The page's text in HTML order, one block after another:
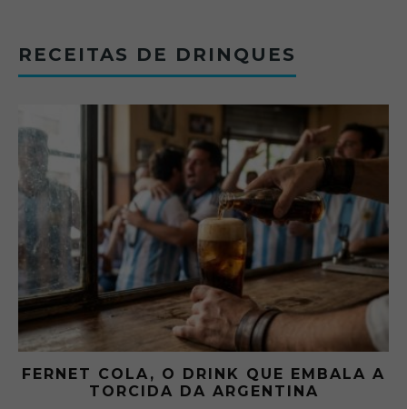
RECEITAS DE DRINQUES
FERNET COLA, O DRINK QUE EMBALA A
TORCIDA DA ARGENTINA